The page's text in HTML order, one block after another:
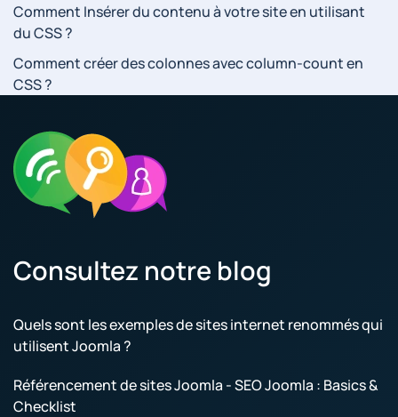
Comment Insérer du contenu à votre site en utilisant
du CSS ?
Comment créer des colonnes avec column-count en
CSS ?
Consultez notre blog
Quels sont les exemples de sites internet renommés qui
utilisent Joomla ?
Référencement de sites Joomla - SEO Joomla : Basics &
Checklist